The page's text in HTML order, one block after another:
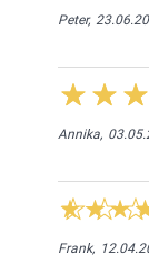
Peter,
Annika,
Frank,